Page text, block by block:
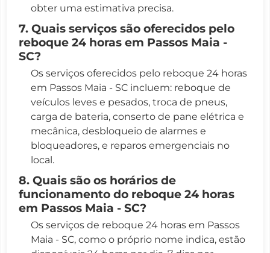
obter uma estimativa precisa.
7. Quais serviços são oferecidos pelo
reboque 24 horas em Passos Maia -
SC?
Os serviços oferecidos pelo reboque 24 horas
em Passos Maia - SC incluem: reboque de
veículos leves e pesados, troca de pneus,
carga de bateria, conserto de pane elétrica e
mecânica, desbloqueio de alarmes e
bloqueadores, e reparos emergenciais no
local.
8. Quais são os horários de
funcionamento do reboque 24 horas
em Passos Maia - SC?
Os serviços de reboque 24 horas em Passos
Maia - SC, como o próprio nome indica, estão